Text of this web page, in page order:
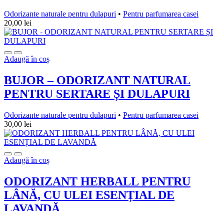
Odorizante naturale pentru dulapuri • Pentru parfumarea casei
20,00 lei
Adaugă în coș
BUJOR – ODORIZANT NATURAL
PENTRU SERTARE ȘI DULAPURI
Odorizante naturale pentru dulapuri • Pentru parfumarea casei
30,00 lei
Adaugă în coș
ODORIZANT HERBALL PENTRU
LÂNĂ, CU ULEI ESENȚIAL DE